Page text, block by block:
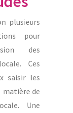
plusieurs
pour
des
Ces
saisir les
matière de
Une